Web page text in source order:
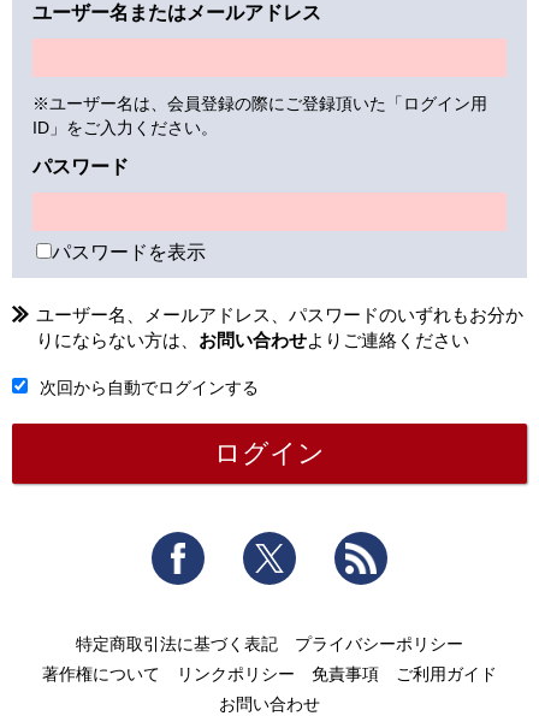
ユーザー名またはメールアドレス
※ユーザー名は、会員登録の際にご登録頂いた「ログイン用
ID」をご入力ください。
パスワード
パスワードを表示
ユーザー名、メールアドレス、パスワードのいずれもお分か
りにならない方は、 お問い合わせよりご連絡ください
次回から自動でログインする
Facebook Twitter
特定商取引法に基づく表記
プライバシーポリシー
著作権について
リンクポリシー 免責事項
ご利用ガイド
お問い合わせ